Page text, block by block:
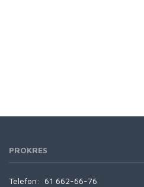
PROKRES
Telefon:
61 662-66-76